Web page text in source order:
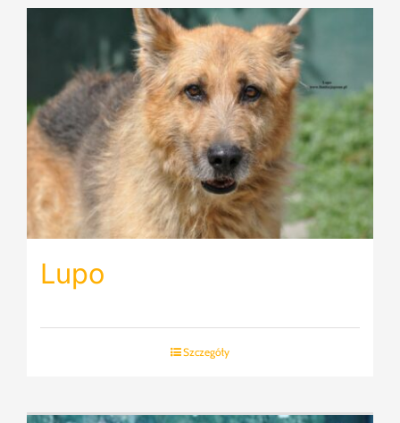
Lupo
Szczegóły